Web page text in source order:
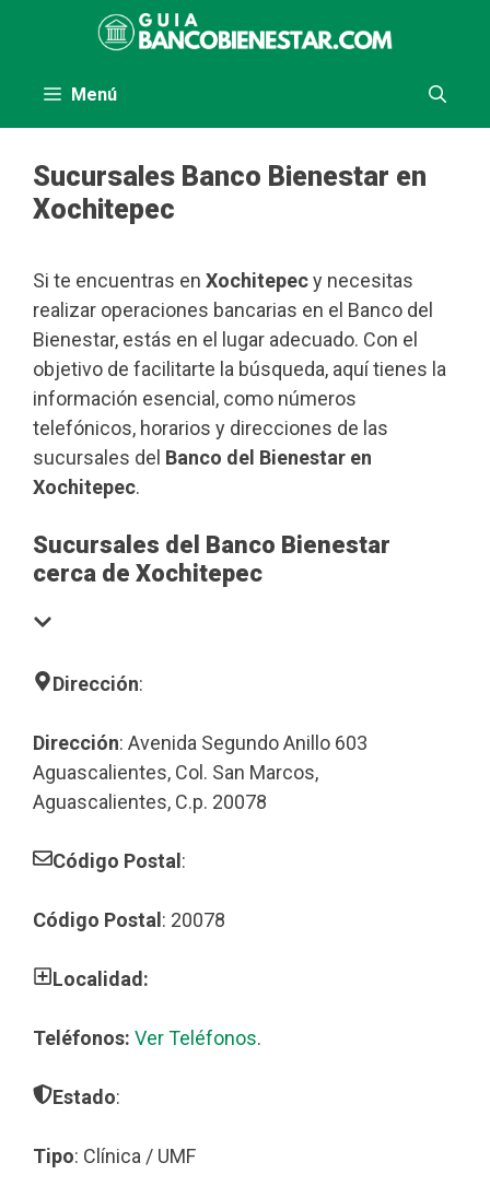
Menú
Sucursales Banco Bienestar en
Xochitepec
Si te encuentras en Xochitepecy necesitas
realizar operaciones bancarias en el Banco del
Bienestar, estás en el lugar adecuado. Con el
objetivo de facilitarte la búsqueda, aquí tienes la
información esencial, como números
telefónicos, horarios y direcciones de las
sucursales del Banco del Bienestar en
Xochitepec.
Sucursales del Banco Bienestar
cerca de Xochitepec
Dirección:
Dirección: Avenida Segundo Anillo 603
Aguascalientes, Col. San Marcos,
Aguascalientes, C.p. 20078
Código Postal :
Código Postal : 20078
Localidad:
Teléfonos: Ver Teléfonos.
Estado:
Tipo: Clínica / UMF